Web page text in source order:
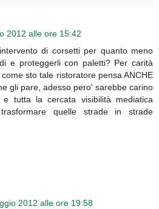
2012 alle ore 15:42
di corsetti per quanto meno
e proteggerli con paletti? Per carità
sto tale ristoratore pensa ANCHE
gli pare, adesso pero' sarebbe carino
tutta la cercata visibilità mediatica
quelle strade in strade
2012 alle ore 19:58